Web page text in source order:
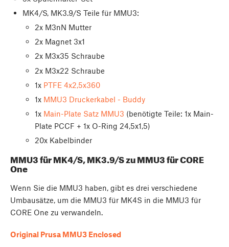
MK4/S, MK3.9/S Teile für MMU3:
2x M3nN Mutter
2x Magnet 3x1
2x M3x35 Schraube
2x M3x22 Schraube
1x PTFE 4x2,5x360
1x MMU3 Druckerkabel - Buddy
1x Main-Plate Satz MMU3 (benötigte Teile: 1x Main-
Plate PCCF + 1x O-Ring 24,5x1,5)
20x Kabelbinder
MMU3 für MK4/S, MK3.9/S zu MMU3 für CORE
One
Wenn Sie die MMU3 haben, gibt es drei verschiedene
Umbausätze, um die MMU3 für MK4S in die MMU3 für
CORE One zu verwandeln.
Original Prusa MMU3 Enclosed